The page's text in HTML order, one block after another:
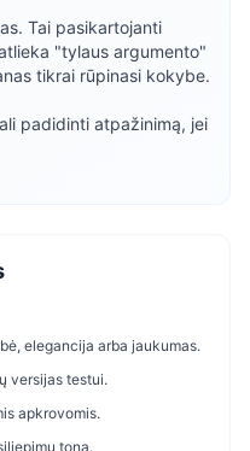
Tai pasikartojanti
"tylaus argumento"
tikrai rūpinasi kokybe.
padidinti atpažinimą, jei
elegancija arba jaukumas.
versijas testui.
apkrovomis.
toną.